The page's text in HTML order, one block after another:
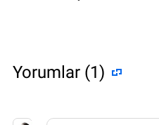
Yorumlar (1)